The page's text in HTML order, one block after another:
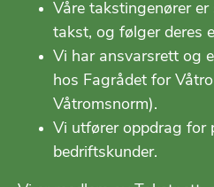
Våre takstingenører
takst, og følger deres
Vi har ansvarsrett og
hos Fagrådet for
Våtromsnorm).
Vi utfører oppdrag for
bedriftskunder.